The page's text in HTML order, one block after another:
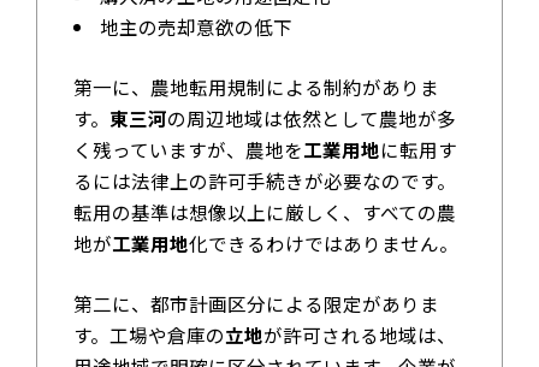
地主の売却意欲の低下
第一に、農地転用規制による制約がありま
す。 東三河の周辺地域は依然として農地が多
く残っていますが、農地を工業用地に転用す
るには法律上の許可手続きが必要なのです。
転用の基準は想像以上に厳しく、すべての農
地が工業用地化できるわけではありません。
第二に、都市計画区分による限定がありま
す。工場や倉庫の立地が許可される地域は、